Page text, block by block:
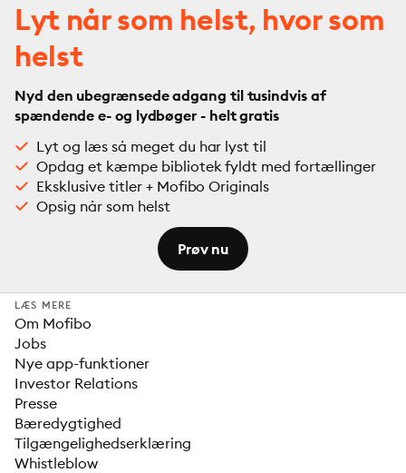
Lyt når som helst, hvor som
helst
Nyd den ubegrænsede adgang til tusindvis af
spændende e- og lydbøger - helt gratis
Lyt og læs så meget du har lyst til
Opdag et kæmpe bibliotek fyldt med fortællinger
Eksklusive titler + Mofibo Originals
Opsig når som helst
Prøv nu
LÆS MERE
Om Mofibo
Jobs
Nye app-funktioner
Investor Relations
Presse
Bæredygtighed
Tilgængelighedserklæring
Whistleblow